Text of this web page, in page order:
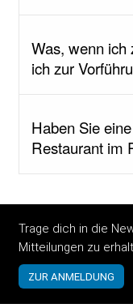
Was, wenn ich
ich zur
Haben Sie
Restaurant im
Trage dich in die
Mitteilungen zu